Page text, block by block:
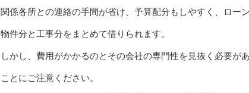
関係各所との連絡の手間が省け、予算配分もしやすく、ロー
物件分と工事分をまとめて借りられます。
しかし、費用がかかるのとその会社の専門性を見抜く必要が
ことにご注意ください。